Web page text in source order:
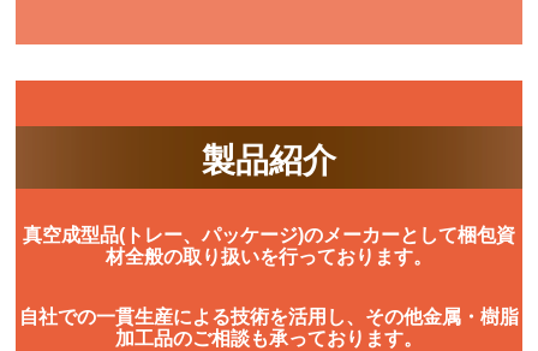
製品紹介
真空成型品(トレー、パッケージ)のメーカーとして梱包資
材全般の取り扱いを行っております。
自社での一貫生産による技術を活用し、その他金属・樹脂
加工品のご相談も承っております。